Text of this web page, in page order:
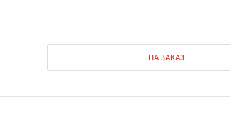
НА ЗАКАЗ